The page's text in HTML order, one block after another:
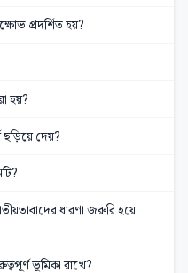
প্রদর্শিত হয়?
হয়?
ছড়িয়ে দেয়?
ধারণা জরুরি হয়ে
ভূমিকা রাখে?